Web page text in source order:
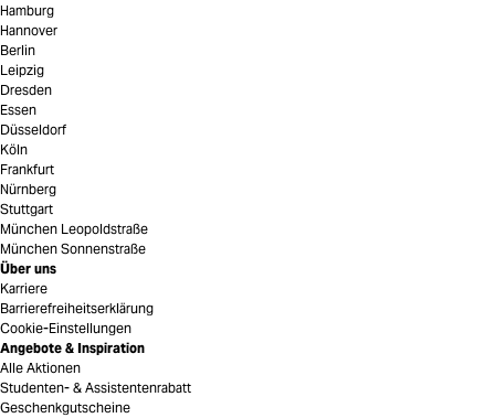
Hamburg
Hannover
Berlin
Leipzig
Dresden
Essen
Düsseldorf
Köln
Frankfurt
Nürnberg
Stuttgart
München Leopoldstraße
München Sonnenstraße
Über uns
Karriere
Barrierefreiheitserklärung
Cookie-Einstellungen
Angebote & Inspiration
Alle Aktionen
Studenten- & Assistentenrabatt
Geschenkgutscheine